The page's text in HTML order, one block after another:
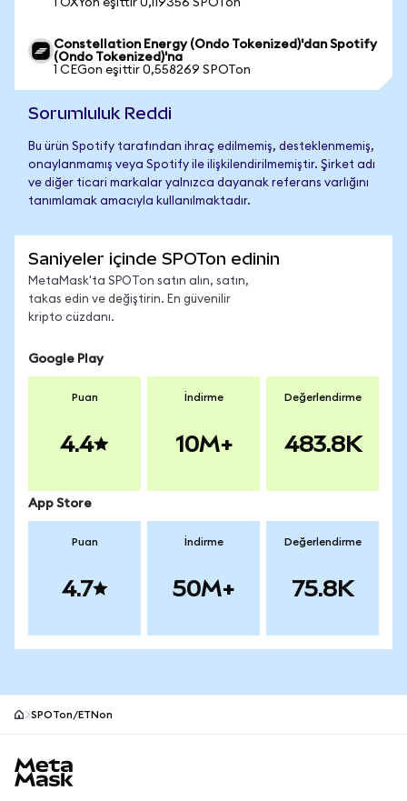
1 OXYon eşittir 0,119356 SPOTon
Constellation Energy (Ondo Tokenized)'dan Spotify
(Ondo Tokenized)'na
1 CEGon eşittir 0,558269 SPOTon
Sorumluluk Reddi
Bu ürün Spotify tarafından ihraç edilmemiş, desteklenmemiş,
onaylanmamış veya Spotify ile ilişkilendirilmemiştir. Şirket adı
ve diğer ticari markalar yalnızca dayanak referans varlığını
tanımlamak amacıyla kullanılmaktadır.
Saniyeler içinde SPOTon edinin
MetaMask'ta SPOTon satın alın, satın,
takas edin ve değiştirin. En güvenilir
kripto cüzdanı.
Google Play
Puan
4.4
İndirme
10M+
Değerlendirme
483.8K
App Store
Puan
4.7
İndirme
50M+
Değerlendirme
75.8K
SPOTon/ETNon